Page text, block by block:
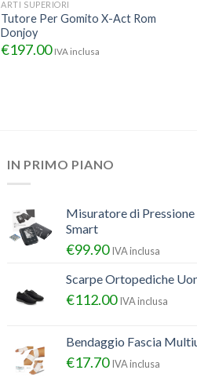
ARTI SUPERIORI
Tutore Per Gomito X-Act Rom
Donjoy
€197.00 IVA inclusa
IN PRIMO PIANO
Misuratore di
Smart
€99.90 IVA inclusa
Scarpe Ortopediche
€112.00 IVA inclusa
Bendaggio Fascia
€17.70 IVA inclusa